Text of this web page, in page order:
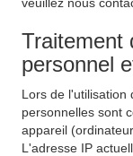
Traitement
personnel
Lors de l'utilisation
personnelles sont
appareil
L'adresse IP